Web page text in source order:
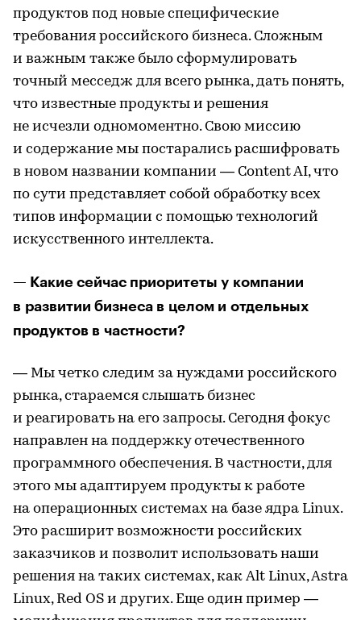
продуктов под новые специфические
требования российского бизнеса. Сложным
и важным также было сформулировать
точный месседж для всего рынка, дать понять,
что известные продукты и решения
не исчезли одномоментно. Свою миссию
и содержание мы постарались расшифровать
в новом названии компании — Content AI, что
по сути представляет собой обработку всех
типов информации с помощью технологий
искусственного интеллекта.
— Какие сейчас приоритеты у компании
в развитии бизнеса в целом и отдельных
продуктов в частности?
— Мы четко следим за нуждами российского
рынка, стараемся слышать бизнес
и реагировать на его запросы. Сегодня фокус
направлен на поддержку отечественного
программного обеспечения. В частности, для
этого мы адаптируем продукты к работе
на операционных системах на базе ядра Linux.
Это расширит возможности российских
заказчиков и позволит использовать наши
решения на таких системах, как Alt Linux, Astra
Linux, Red OS и других. Еще один пример —